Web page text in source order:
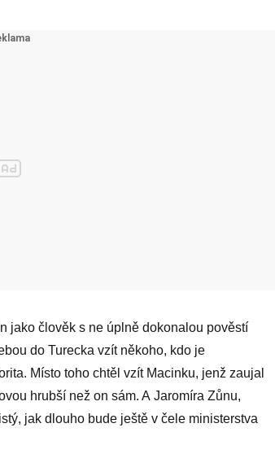
jako člověk s ne úplně dokonalou pověstí
do Turecka vzít někoho, kdo je
Místo toho chtěl vzít Macinku, jenž zaujal
hrubší než on sám. A Jaromíra Zůnu,
jak dlouho bude ještě v čele ministerstva